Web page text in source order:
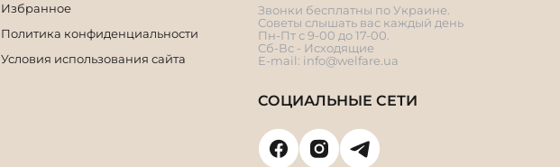
Избранное
Политика конфиденциальности
Условия использования сайта
Звонки бесплатны по Украине.
Советы слышать вас каждый день
Пн-Пт с 9-00 до 17-00.
Сб-Вс - Исходящие
E-mail: info@welfare.ua
СОЦИАЛЬНЫЕ СЕТИ